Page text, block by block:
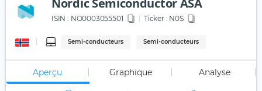
Nordic Semiconductor ASA
ISIN : NO0003055501 Ticker : N0S
Semi-conducteurs Semi-conducteurs
Aperçu Graphique Analyse